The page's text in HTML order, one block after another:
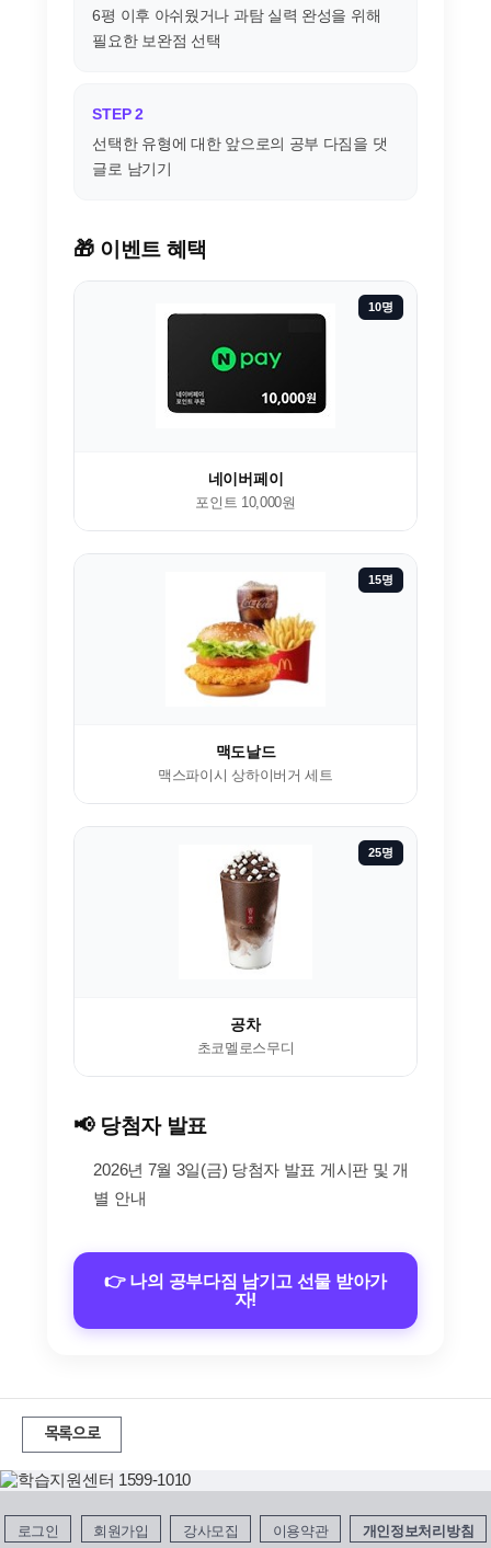
6평 이후 아쉬웠거나 과탐 실력 완성을 위해
필요한 보완점 선택
STEP 2
선택한 유형에 대한 앞으로의 공부 다짐을 댓
글로 남기기
🎁 이벤트 혜택
10명
네이버페이
포인트 10,000원
15명
맥도날드
맥스파이시 상하이버거 세트
25명
공차
초코멜로스무디
📢 당첨자 발표
2026년 7월 3일(금) 당첨자 발표 게시판 및 개
별 안내
👉 나의 공부다짐 남기고 선물 받아가
자!
목록으로
로그인 회원가입 강사모집 이용약관 개인정보처리방침